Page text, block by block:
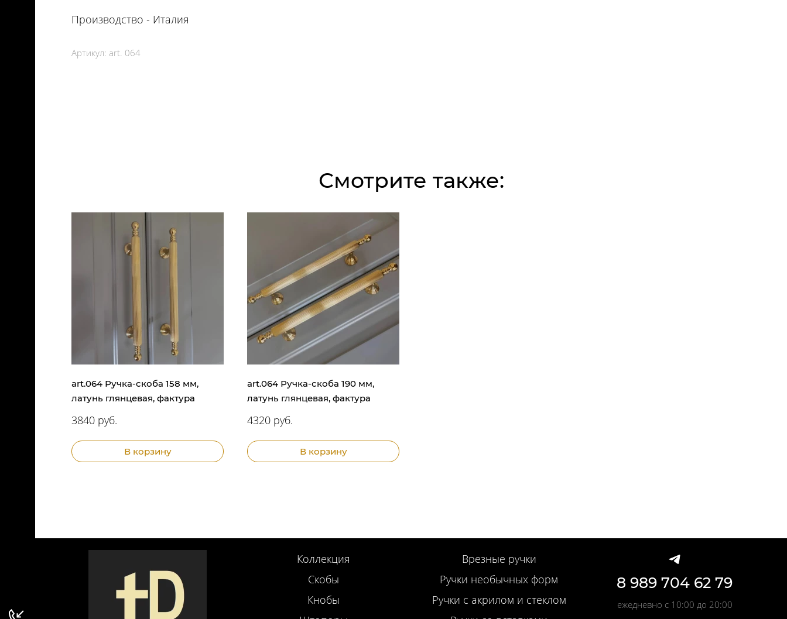
Производство - Италия
Артикул: art. 064
Смотрите также:
art.064 Ручка-скоба 158 мм,
латунь глянцевая, фактура
3840 руб.
В корзину
art.064 Ручка-скоба 190 мм,
латунь глянцевая, фактура
4320 руб.
В корзину
Коллекция
Скобы
Кнобы
Врезные ручки
Ручки необычных форм
Ручки с акрилом и стеклом
8 989 704 62 79
ежедневно с 10:00 до 20:00